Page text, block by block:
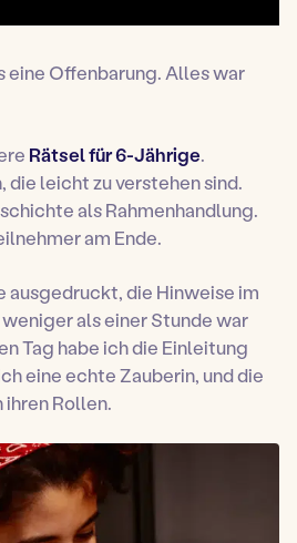
eine Offenbarung. Alles war
Rätsel für 6-Jährige.
die leicht zu verstehen sind.
als Rahmenhandlung.
am Ende.
ausgedruckt, die Hinweise im
als einer Stunde war
Tag habe ich die Einleitung
eine echte Zauberin, und die
Rollen.